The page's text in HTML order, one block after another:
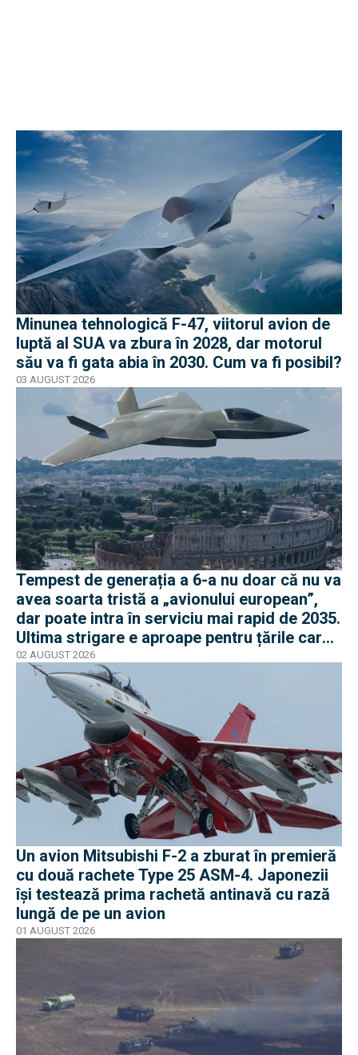
Minunea tehnologică F-47, viitorul avion de
luptă al SUA va zbura în 2028, dar motorul
său va fi gata abia în 2030. Cum va fi posibil?
03 AUGUST 2026
Tempest de generația a 6-a nu doar că nu va
avea soarta tristă a „avionului european”,
dar poate intra în serviciu mai rapid de 2035.
Ultima strigare e aproape pentru țările care
vor în program
02 AUGUST 2026
Un avion Mitsubishi F-2 a zburat în premieră
cu două rachete Type 25 ASM-4. Japonezii
își testează prima rachetă antinavă cu rază
lungă de pe un avion
01 AUGUST 2026